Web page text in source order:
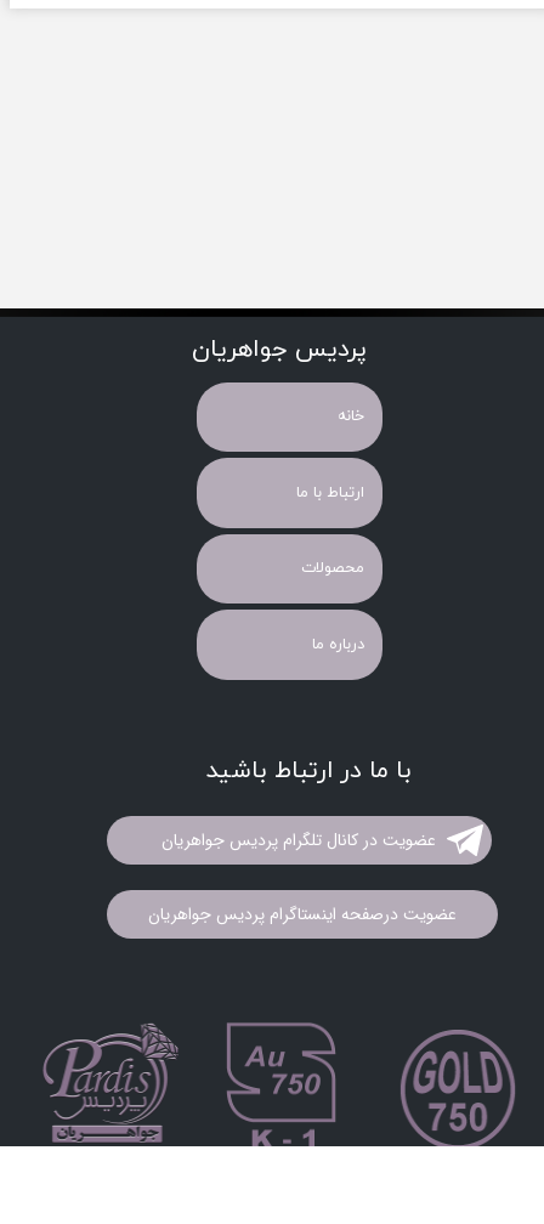
پردیس جواهریان
خانه
ارتباط با ما
محصولات
درباره ما
با ما در ارتباط باشید
عضویت در کانال تلگرام پردیس جواهریان
عضویت درصفحه اینستاگرام پردیس جواهریان